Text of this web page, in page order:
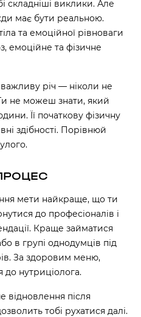
складніші виклики. Але
має бути реальною.
та емоційної рівноваги
емоційне та фізичне
річ — ніколи не
не можеш знати, який
Її початкову фізичну
здібності. Порівнюй
мети найкраще, що ти
до професіоналів і
Краще займатися
в групі однодумців під
За здоровим меню,
до нутриціолога.
відновлення після
тобі рухатися далі.